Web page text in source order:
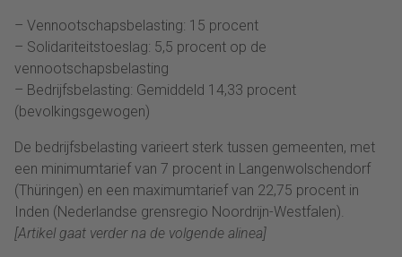
– Vennootschapsbelasting: 15 procent
– Solidariteitstoeslag: 5,5 procent op de
vennootschapsbelasting
– Bedrijfsbelasting: Gemiddeld 14,33 procent
(bevolkingsgewogen)
De bedrijfsbelasting varieert sterk tussen gemeenten, met
een minimumtarief van 7 procent in Langenwolschendorf
(Thüringen) en een maximumtarief van 22,75 procent in
Inden (Nederlandse grensregio Noordrijn-Westfalen).
[Artikel gaat verder na de volgende alinea]